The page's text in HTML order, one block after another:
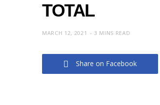
TOTAL
MARCH 12, 2021 3 MINS READ
Share on Facebook